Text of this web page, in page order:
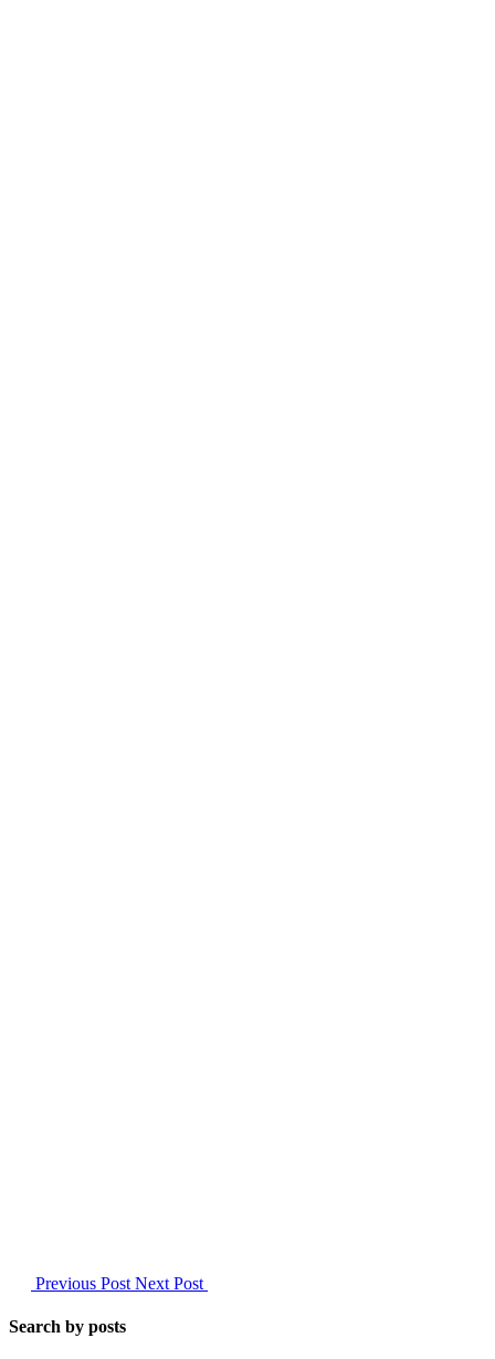
Previous Post Next Post
Search by posts